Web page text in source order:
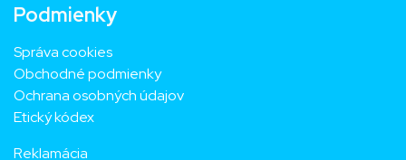
Podmienky
Správa cookies
Obchodné podmienky
Ochrana osobných údajov
Etický kódex
Reklamácia